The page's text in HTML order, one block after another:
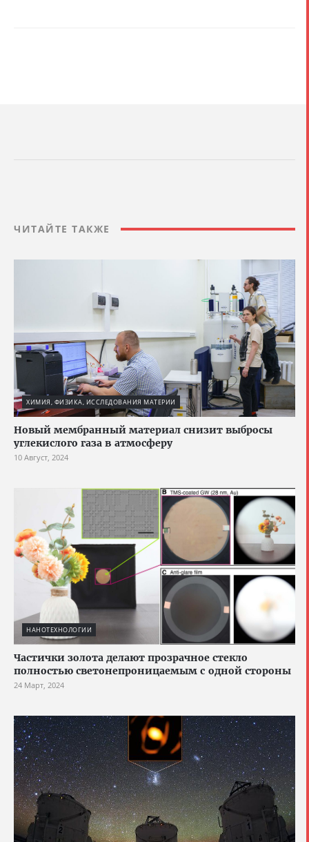
ЧИТАЙТЕ ТАКЖЕ
ХИМИЯ, ФИЗИКА, ИССЛЕДОВАНИЯ МАТЕРИИ
Новый мембранный материал снизит выбросы
углекислого газа в атмосферу
10 Август, 2024
НАНОТЕХНОЛОГИИ
Частички золота делают прозрачное стекло
полностью светонепроницаемым с одной стороны
24 Март, 2024